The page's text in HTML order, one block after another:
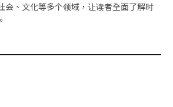
会、文化等多个领域，让读者全面了解时